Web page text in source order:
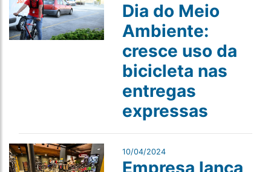
Dia do Meio
Ambiente:
cresce uso da
bicicleta nas
entregas
expressas
10/04/2024
Empresa lança